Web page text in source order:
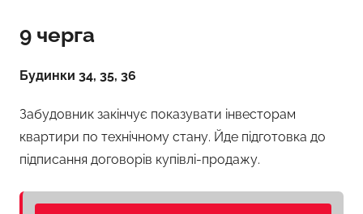
9 черга
Будинки 34, 35, 36
Забудовник закінчує показувати інвесторам
квартири по технічному стану. Йде підготовка до
підписання договорів купівлі-продажу.